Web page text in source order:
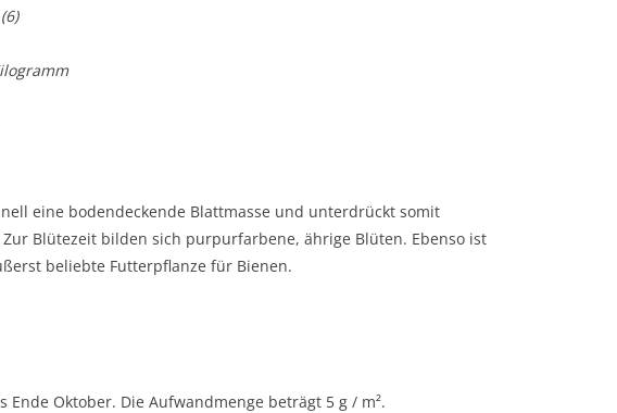
eine bodendeckende Blattmasse und unterdrückt somit
Blütezeit bilden sich purpurfarbene, ährige Blüten. Ebenso ist
beliebte Futterpflanze für Bienen.
Ende Oktober. Die Aufwandmenge beträgt 5 g / m².